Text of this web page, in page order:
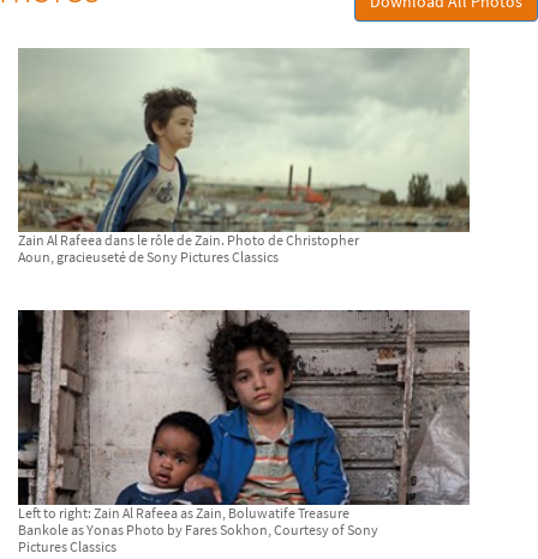
Zain Al Rafeea dans le rôle de Zain. Photo de Christopher
Aoun, gracieuseté de Sony Pictures Classics
Left to right: Zain Al Rafeea as Zain, Boluwatife Treasure
Bankole as Yonas Photo by Fares Sokhon, Courtesy of Sony
Pictures Classics